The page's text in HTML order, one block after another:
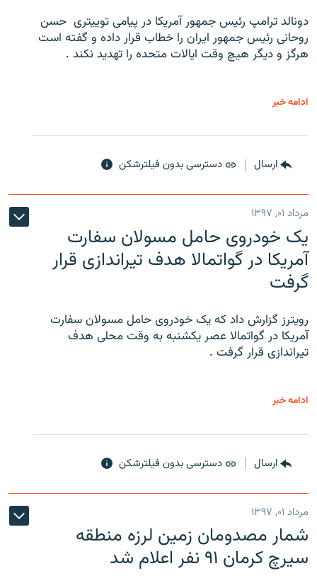
دونالد ترامپ رئیس جمهور آمریکا در پیامی توییتری ‌ حسن
روحانی رئیس جمهور ایران را خطاب قرار داده و گفته است
هرگز و دیگر هیچ وقت ایالات متحده را تهدید نکند .
ادامه خبر
ارسال دسترسی بدون فیلترشکن
مرداد ۰۱, ۱۳۹۷
یک خودروی حامل مسولان سفارت
آمریکا در گواتمالا هدف تیراندازی قرار
گرفت
رویترز گزارش داد که یک خودروی حامل مسولان سفارت
آمریکا در گواتمالا عصر یکشنبه به وقت محلی هدف
تیراندازی قرار گرفت .
ادامه خبر
ارسال دسترسی بدون فیلترشکن
مرداد ۰۱, ۱۳۹۷
شمار مصدومان زمین لرزه منطقه
سیرچ کرمان ۹۱ نفر اعلام شد